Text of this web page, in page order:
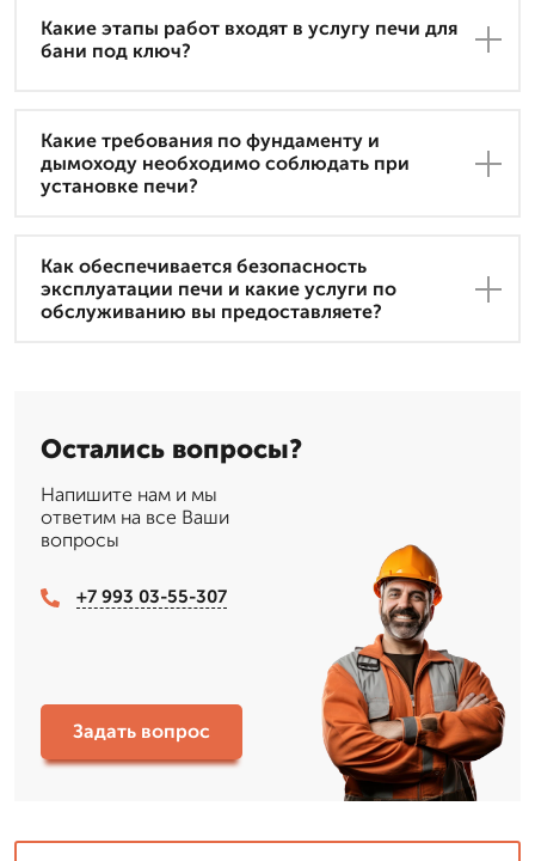
Какие этапы работ входят в услугу печи для
бани под ключ?
Какие требования по фундаменту и
дымоходу необходимо соблюдать при
установке печи?
Как обеспечивается безопасность
эксплуатации печи и какие услуги по
обслуживанию вы предоставляете?
Остались вопросы?
Напишите нам и мы
ответим на все Ваши
вопросы
+7 993 03-55-307
Задать вопрос